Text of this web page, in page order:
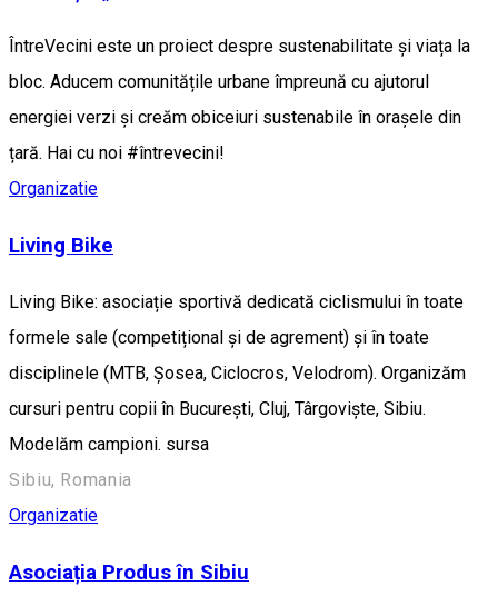
ÎntreVecini este un proiect despre sustenabilitate și viața la
bloc. Aducem comunitățile urbane împreună cu ajutorul
energiei verzi și creăm obiceiuri sustenabile în orașele din
țară. Hai cu noi #întrevecini!
Organizatie
Living Bike
Living Bike: asociație sportivă dedicată ciclismului în toate
formele sale (competițional și de agrement) și în toate
disciplinele (MTB, Șosea, Ciclocros, Velodrom). Organizăm
cursuri pentru copii în București, Cluj, Târgoviște, Sibiu.
Modelăm campioni. sursa
Sibiu, Romania
Organizatie
Asociația Produs în Sibiu